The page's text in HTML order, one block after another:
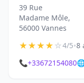
39 Rue
Madame Môle,
56000 Vannes
★★★★☆4/5•8
📞+33672154080